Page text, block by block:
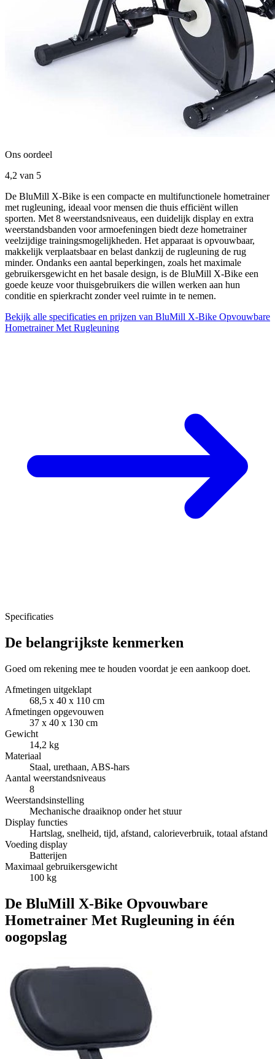
Ons oordeel
4,2 van 5
De BluMill X-Bike is een compacte en multifunctionele hometrainer
met rugleuning, ideaal voor mensen die thuis efficiënt willen
sporten. Met 8 weerstandsniveaus, een duidelijk display en extra
weerstandsbanden voor armoefeningen biedt deze hometrainer
veelzijdige trainingsmogelijkheden. Het apparaat is opvouwbaar,
makkelijk verplaatsbaar en belast dankzij de rugleuning de rug
minder. Ondanks een aantal beperkingen, zoals het maximale
gebruikersgewicht en het basale design, is de BluMill X-Bike een
goede keuze voor thuisgebruikers die willen werken aan hun
conditie en spierkracht zonder veel ruimte in te nemen.
Bekijk alle specificaties en prijzen van BluMill X-Bike Opvouwbare
Hometrainer Met Rugleuning
Specificaties
De belangrijkste kenmerken
Goed om rekening mee te houden voordat je een aankoop doet.
Afmetingen uitgeklapt
68,5 x 40 x 110 cm
Afmetingen opgevouwen
37 x 40 x 130 cm
Gewicht
14,2 kg
Materiaal
Staal, urethaan, ABS-hars
Aantal weerstandsniveaus
8
Weerstandsinstelling
Mechanische draaiknop onder het stuur
Display functies
Hartslag, snelheid, tijd, afstand, calorieverbruik, totaal afstand
Voeding display
Batterijen
Maximaal gebruikersgewicht
100 kg
De BluMill X-Bike Opvouwbare
Hometrainer Met Rugleuning in één
oogopslag